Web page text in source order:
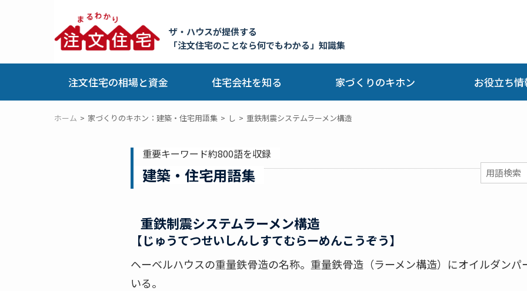
ザ・ハウスが提供する
「注文住宅のことなら何でもわかる」知識集
注文住宅の相場と資金 住宅会社を知る 家づくりのキホン お役立ち情
ホーム 家づくりのキホン：建築・住宅用語集 し 重鉄制震システムラーメン構造
重要キーワード約800語を収録
建築・住宅用語集
重鉄制震システムラーメン構造
【じゅうてつせいしんしすてむらーめんこうぞう】
ヘーベルハウスの重量鉄骨造の名称。重量鉄骨造（ラーメン構造）にオイルダン
いる。